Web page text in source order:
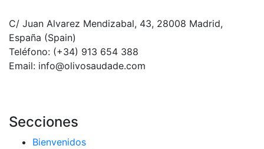
C/ Juan Alvarez Mendizabal, 43, 28008 Madrid,
España (Spain)
Teléfono: (+34) 913 654 388‬
Email: info@olivosaudade.com
Secciones
Bienvenidos